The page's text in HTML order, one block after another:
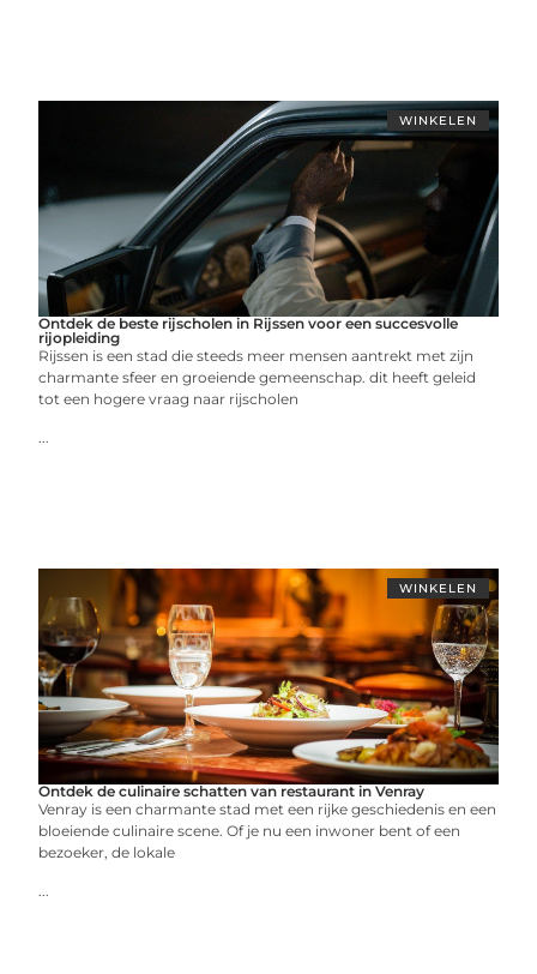
WINKELEN
Ontdek de beste rijscholen in Rijssen voor een succesvolle
rijopleiding
Rijssen is een stad die steeds meer mensen aantrekt met zijn
charmante sfeer en groeiende gemeenschap. dit heeft geleid
tot een hogere vraag naar rijscholen
...
WINKELEN
Ontdek de culinaire schatten van restaurant in Venray
Venray is een charmante stad met een rijke geschiedenis en een
bloeiende culinaire scene. Of je nu een inwoner bent of een
bezoeker, de lokale
...